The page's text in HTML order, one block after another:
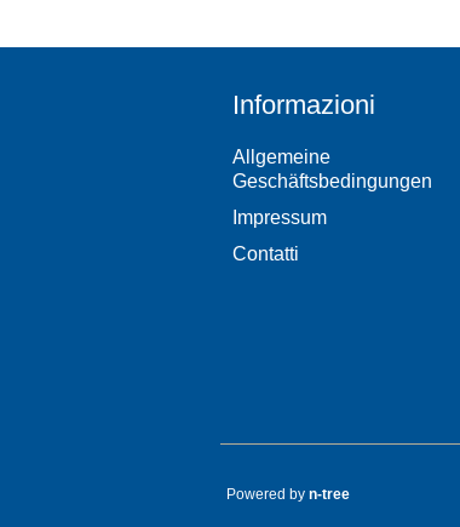
Informazioni
Allgemeine
Geschäftsbedingungen
Impressum
Contatti
Powered by n-tree